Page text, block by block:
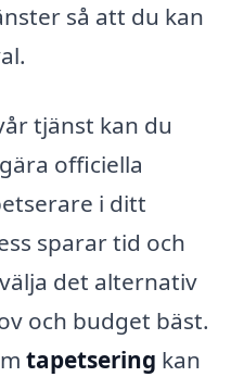
så att du kan
tjänst kan du
officiella
i ditt
sparar tid och
det alternativ
och budget bäst.
tapetsering kan